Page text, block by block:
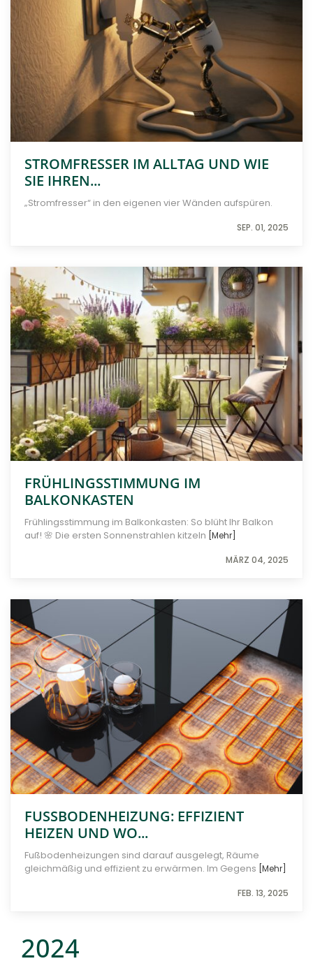
STROMFRESSER IM ALLTAG UND WIE
SIE IHREN...
„Stromfresser“ in den eigenen vier Wänden aufspüren.
SEP. 01, 2025
FRÜHLINGSSTIMMUNG IM
BALKONKASTEN
Frühlingsstimmung im Balkonkasten: So blüht Ihr Balkon
auf! 🌸 Die ersten Sonnenstrahlen kitzeln [Mehr]
MÄRZ 04, 2025
FUSSBODENHEIZUNG: EFFIZIENT H
EIZEN UND WO...
Fußbodenheizungen sind darauf ausgelegt, Räume
gleichmäßig und effizient zu erwärmen. Im Gegens [Mehr]
FEB. 13, 2025
2024